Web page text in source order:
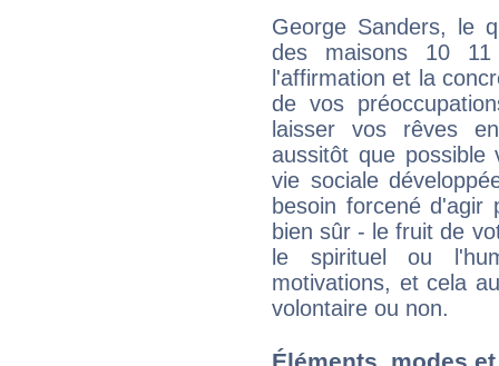
George Sanders, le
des maisons 10
l'affirmation et la
de vos
laisser vos rêves
aussitôt que
vie sociale
besoin forcené
bien sûr - le fruit de
le spirituel ou
motivations, et cela
volontaire ou non.